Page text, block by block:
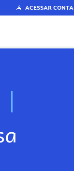
ACESSAR CONTA
N